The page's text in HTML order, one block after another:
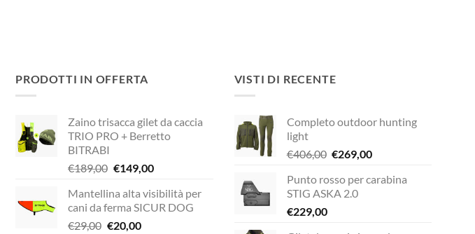
PRODOTTI IN OFFERTA
Zaino trisacca gilet da caccia
TRIO PRO + Berretto
BITRABI
€189,00 Il
originale
era:
€189,00.
€149,00Il
attuale
è:
Mantellina alta visibilità per
cani da ferma SICUR DOG
€29,00 Il
€20,00Il
VISTI DI RECENTE
Completo outdoor hunting
light
€406,00 Il
originale
era:
€269,00Il
attuale
Punto rosso per carabina
STIG ASKA 2.0
€229,00